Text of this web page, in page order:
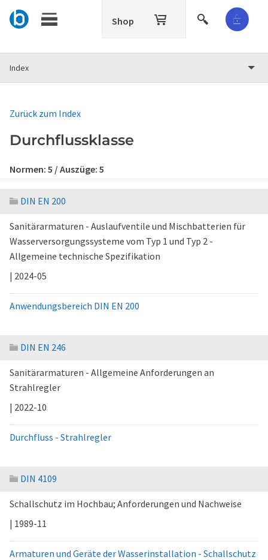
Shop
Index
Zurück zum Index
Durchflussklasse
Normen: 5 / Auszüge: 5
DIN EN 200
Sanitärarmaturen - Auslaufventile und Mischbatterien für
Wasserversorgungssysteme vom Typ 1 und Typ 2 -
Allgemeine technische Spezifikation
| 2024-05
Anwendungsbereich DIN EN 200
DIN EN 246
Sanitärarmaturen - Allgemeine Anforderungen an
Strahlregler
| 2022-10
Durchfluss - Strahlregler
DIN 4109
Schallschutz im Hochbau; Anforderungen und Nachweise
| 1989-11
Armaturen und Geräte der Wasserinstallation - Schallschutz